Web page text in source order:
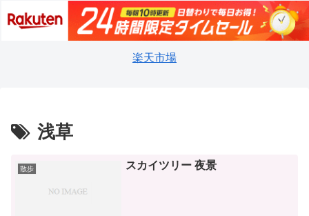
楽天市場
浅草
散歩 スカイツリー 夜景